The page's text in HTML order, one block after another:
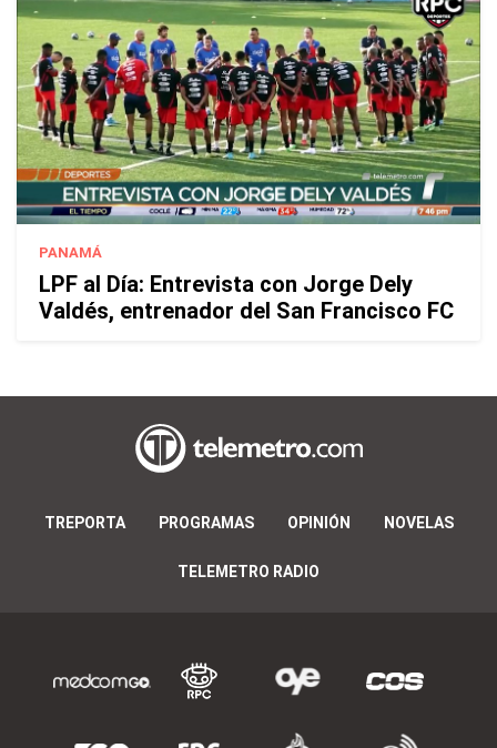
PANAMÁ
LPF al Día: Entrevista con Jorge Dely
Valdés, entrenador del San Francisco FC
TREPORTA PROGRAMAS OPINIÓN NOVELAS
TELEMETRO RADIO